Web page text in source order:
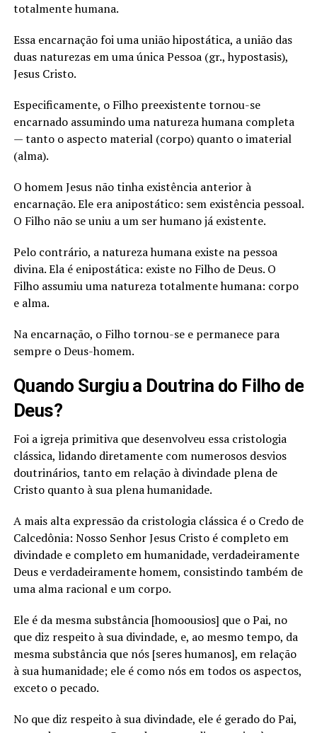
totalmente humana.
Essa encarnação foi uma união hipostática, a união das
duas naturezas em uma única Pessoa (gr., hypostasis),
Jesus Cristo.
Especificamente, o Filho preexistente tornou-se
encarnado assumindo uma natureza humana completa
— tanto o aspecto material (corpo) quanto o imaterial
(alma).
O homem Jesus não tinha existência anterior à
encarnação. Ele era anipostático: sem existência pessoal.
O Filho não se uniu a um ser humano já existente.
Pelo contrário, a natureza humana existe na pessoa
divina. Ela é enipostática: existe no Filho de Deus. O
Filho assumiu uma natureza totalmente humana: corpo
e alma.
Na encarnação, o Filho tornou-se e permanece para
sempre o Deus-homem.
Quando Surgiu a Doutrina do Filho de
Deus?
Foi a igreja primitiva que desenvolveu essa cristologia
clássica, lidando diretamente com numerosos desvios
doutrinários, tanto em relação à divindade plena de
Cristo quanto à sua plena humanidade.
A mais alta expressão da cristologia clássica é o Credo de
Calcedônia: Nosso Senhor Jesus Cristo é completo em
divindade e completo em humanidade, verdadeiramente
Deus e verdadeiramente homem, consistindo também de
uma alma racional e um corpo.
Ele é da mesma substância [homoousios] que o Pai, no
que diz respeito à sua divindade, e, ao mesmo tempo, da
mesma substância que nós [seres humanos], em relação
à sua humanidade; ele é como nós em todos os aspectos,
exceto o pecado.
No que diz respeito à sua divindade, ele é gerado do Pai,